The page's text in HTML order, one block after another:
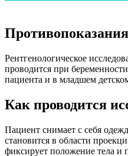
Противопоказания
Рентгенологическое
проводится при
пациента и в младшем
Как проводится
Пациент снимает с себя
становится в области
фиксирует положение тела и